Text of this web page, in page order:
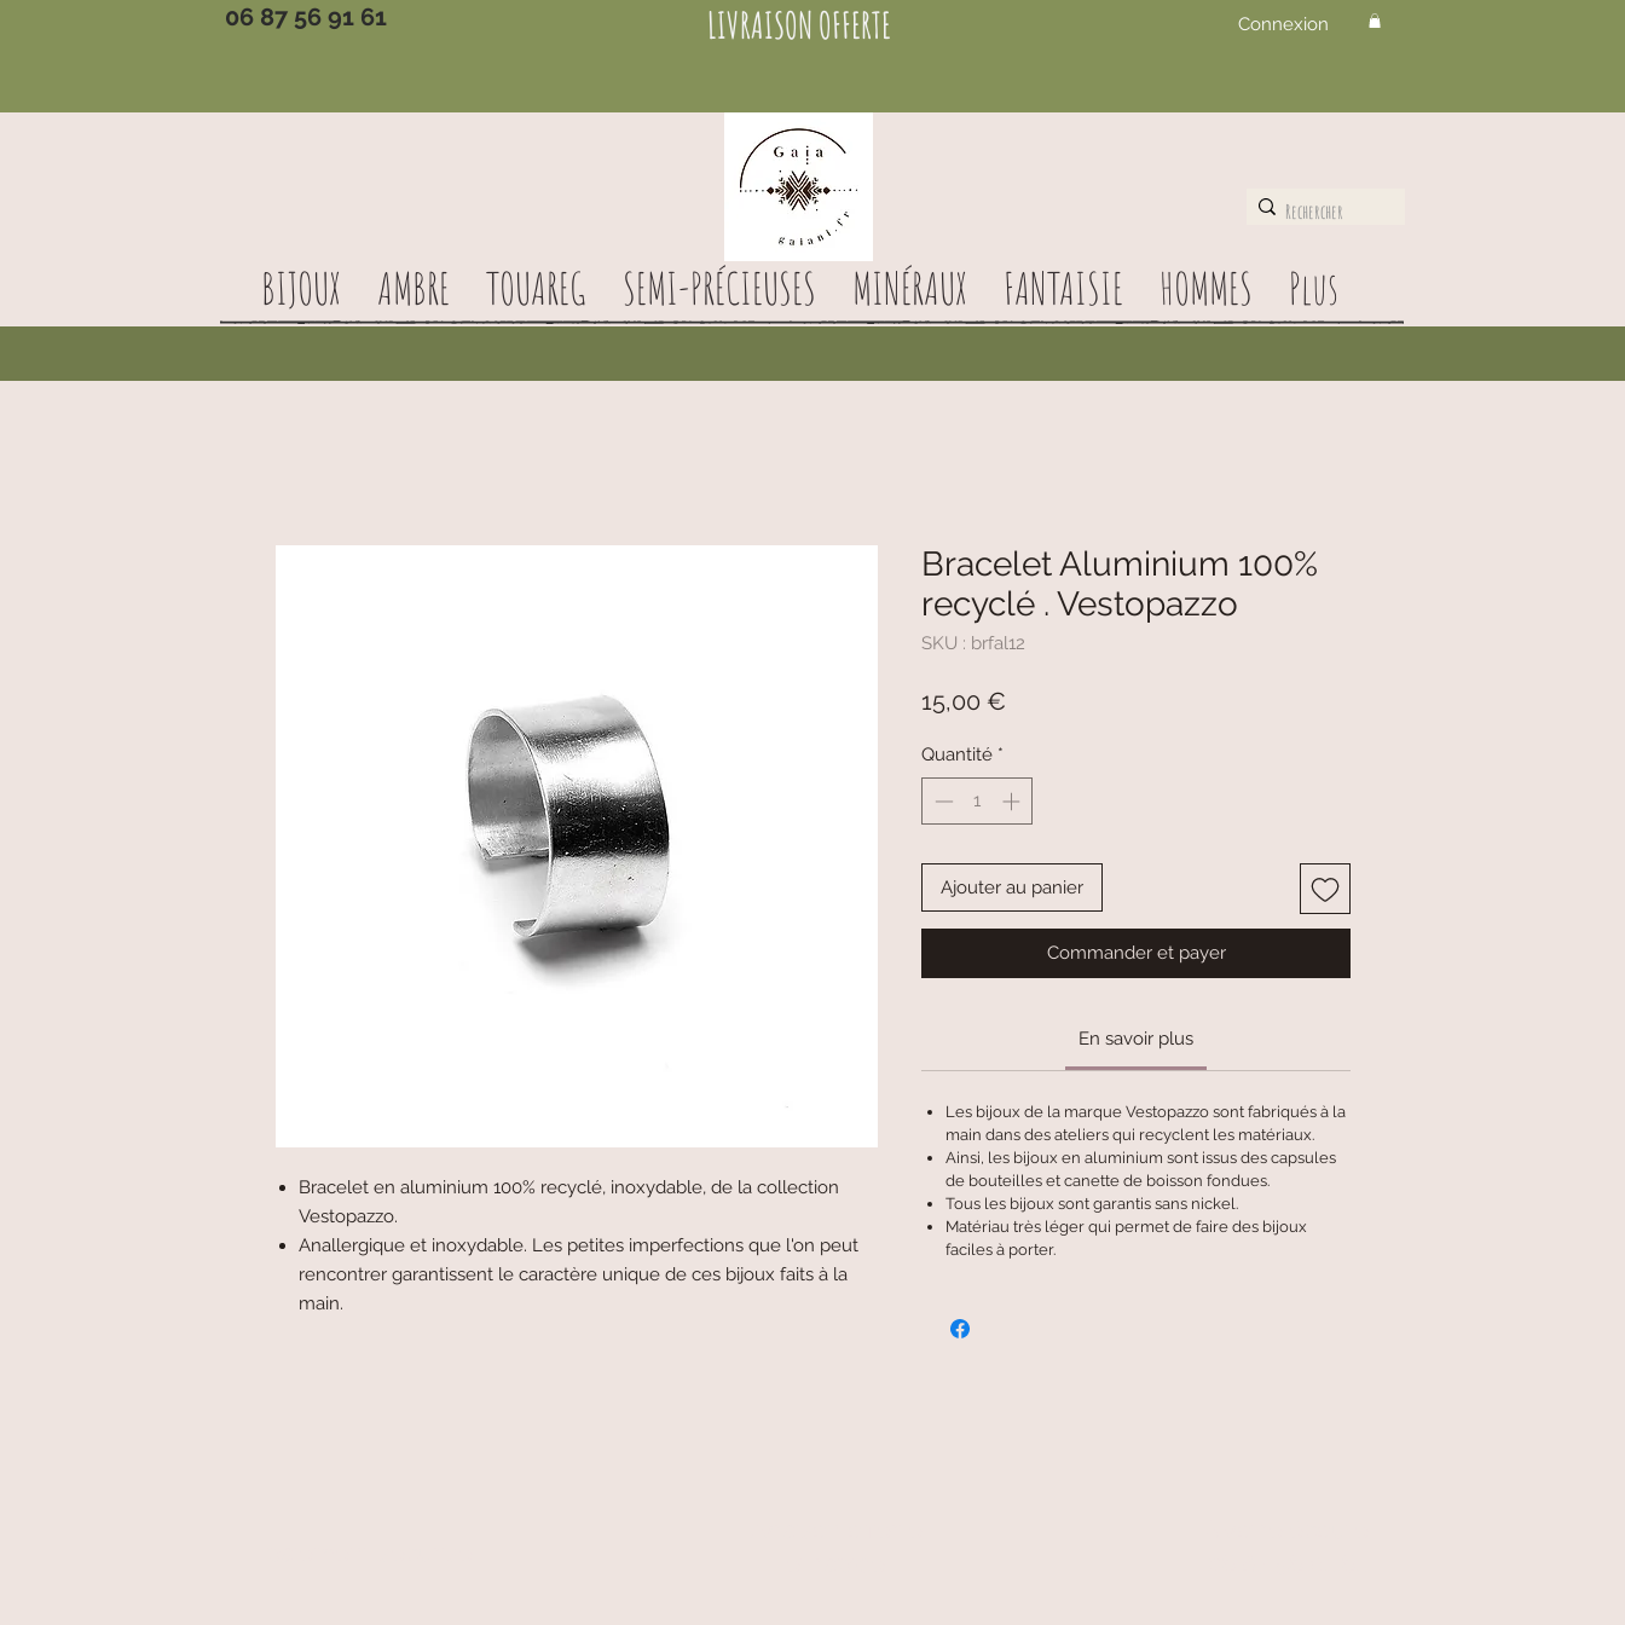
06 87 56 91 61 LIVRAISON OFFERTE Connexion
BIJOUX AMBRE TOUAREG SEMI-PRÉCIEUSES MINÉRAUX FANTAISIE HOMMES Plus
Bracelet en aluminium 100% recyclé, inoxydable, de la collection
Vestopazzo.
Anallergique et inoxydable. Les petites imperfections que l'on peut
rencontrer garantissent le caractère unique de ces bijoux faits à la
main.
Bracelet Aluminium 100%
recyclé . Vestopazzo
SKU : brfal12
15,00 €
Quantité *
Ajouter au panier
Commander et payer
En savoir plus
Les bijoux de la marque Vestopazzo sont fabriqués à la
main dans des ateliers qui recyclent les matériaux.
Ainsi, les bijoux en aluminium sont issus des capsules
de bouteilles et canette de boisson fondues.
Tous les bijoux sont garantis sans nickel.
Matériau très léger qui permet de faire des bijoux
faciles à porter.